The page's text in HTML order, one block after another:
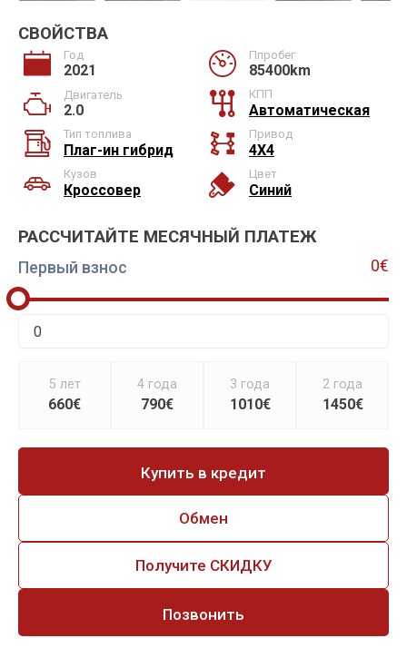
СВОЙСТВА
Год
2021
Ппробег
85400km
Двигатель
2.0
КПП
Автоматическая
Тип топлива
Плаг-ин гибрид
Привод
4X4
Кузов
Кроссовер
Цвет
Синий
РАССЧИТАЙТЕ МЕСЯЧНЫЙ ПЛАТЕЖ
Первый взнос 0€
5 лет
660€
4 года
790€
3 года
1010€
2 года
1450€
Купить в кредит
Обмен
Получите СКИДКУ
Позвонить